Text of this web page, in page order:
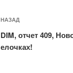
Навигация
по
записям
Предыдущая
запись:
НАЗАД
DIM, отчет 409,
елочках!